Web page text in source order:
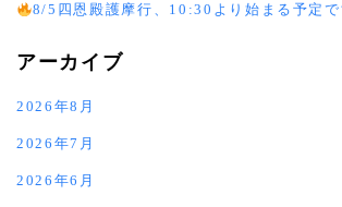
8/5四恩殿護摩行、10:30より始まる予定で
アーカイブ
2026年8月
2026年7月
2026年6月